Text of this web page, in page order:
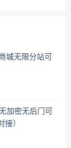
城无限分站可
加密无后门可
接）